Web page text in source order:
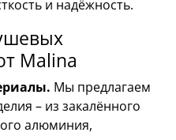
и надёжность.
Malina
Мы предлагаем
– из закалённого
алюминия,